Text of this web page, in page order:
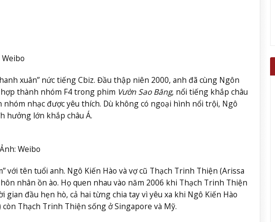
xuân” nức tiếng Cbiz. Đầu thập niên 2000, anh đã cùng Ngôn
hợp thành nhóm F4 trong phim Vườn Sao Băng, nổi tiếng khắp châu
nhạc được yêu thích. Dù không có ngoại hình nổi trội, Ngô
hưởng lớn khắp châu Á.
Weibo
với tên tuổi anh. Ngô Kiến Hào và vợ cũ Thạch Trinh Thiện (Arissa
nhân ồn ào. Họ quen nhau vào năm 2006 khi Thạch Trinh Thiện
gian đầu hẹn hò, cả hai từng chia tay vì yêu xa khi Ngô Kiến Hào
Thạch Trinh Thiện sống ở Singapore và Mỹ.